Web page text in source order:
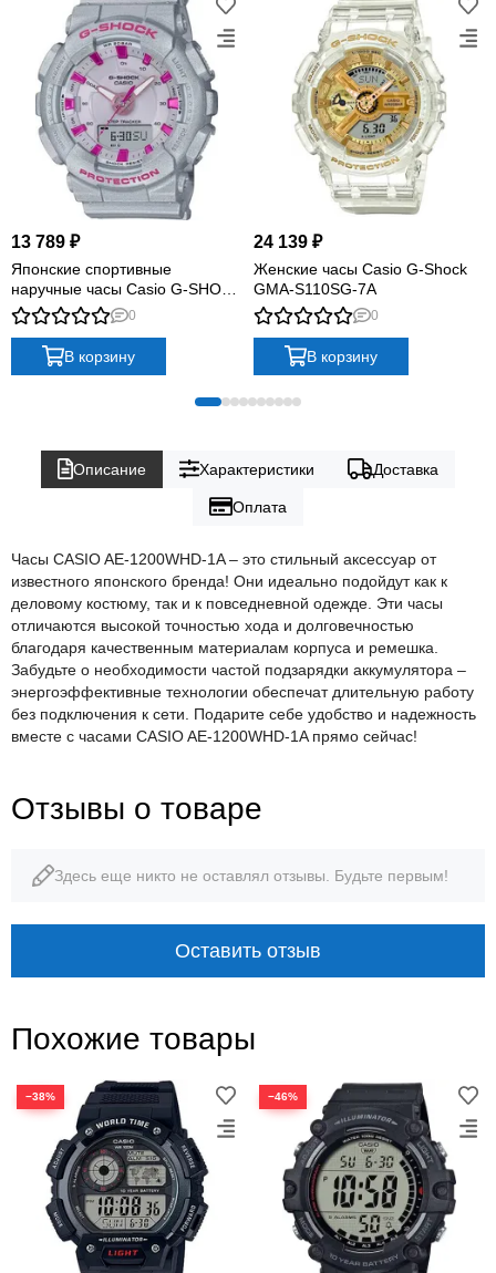
13 789 ₽
Японские спортивные
наручные часы Casio G-SHOCK
GMA-S130NP-8A с
хронографом
0
В корзину
24 139 ₽
Женские часы Casio G-Shock
GMA-S110SG-7A
0
В корзину
Описание Характеристики Доставка
Оплата
Часы CASIO AE-1200WHD-1A – это стильный аксессуар от
известного японского бренда! Они идеально подойдут как к
деловому костюму, так и к повседневной одежде. Эти часы
отличаются высокой точностью хода и долговечностью
благодаря качественным материалам корпуса и ремешка.
Забудьте о необходимости частой подзарядки аккумулятора –
энергоэффективные технологии обеспечат длительную работу
без подключения к сети. Подарите себе удобство и надежность
вместе с часами CASIO AE-1200WHD-1A прямо сейчас!
Отзывы о товаре
Здесь еще никто не оставлял отзывы. Будьте первым!
Оставить отзыв
Похожие товары
−38% −46%